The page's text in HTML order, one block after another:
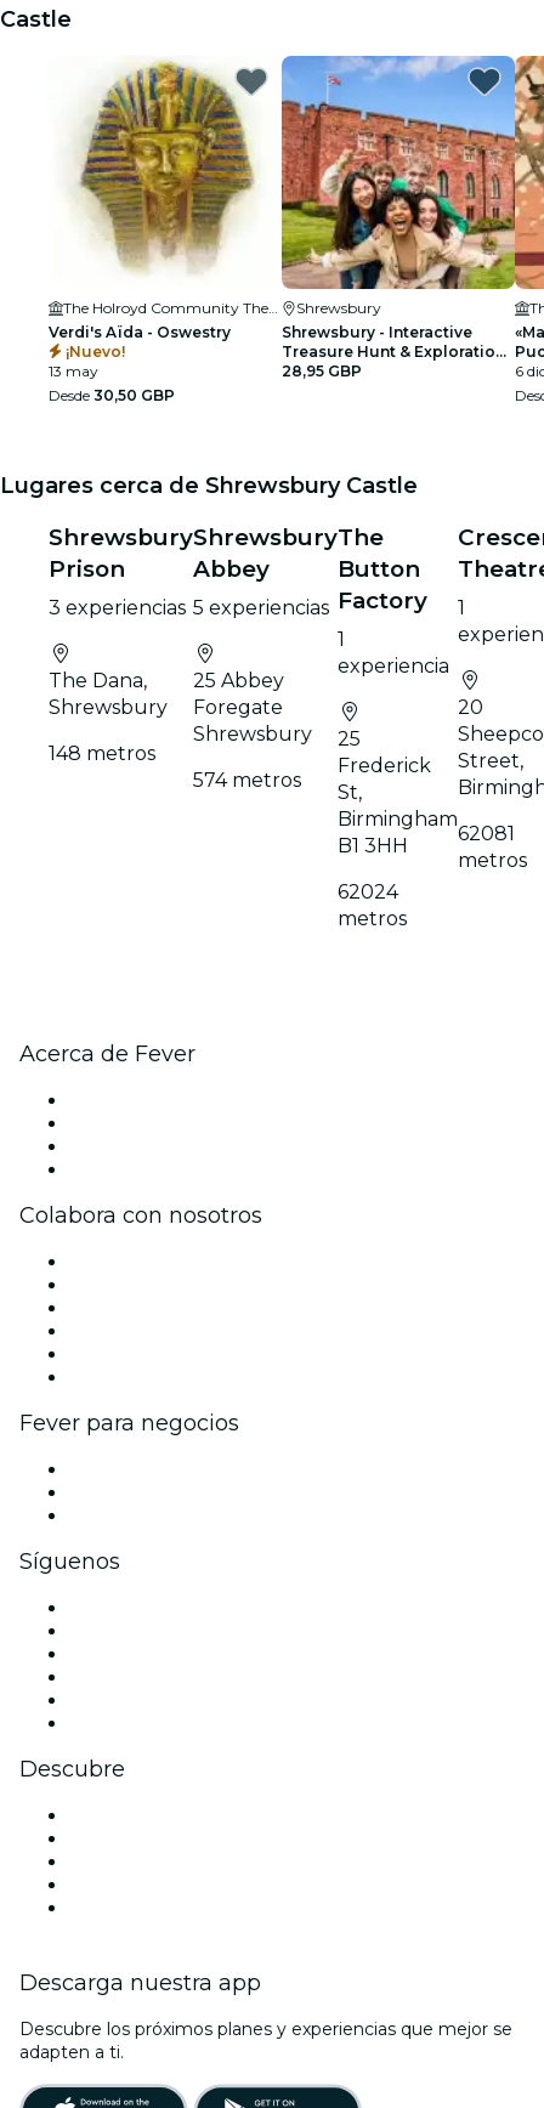
Castle
Verdi's Aïda - Oswestry
¡Nuevo!
13 may
Desde 30,50 GBP
Shrewsbury
Shrewsbury - Interactive
Treasure Hunt & Exploration
Game for up to 5
28,95 GBP
6
Lugares cerca de Shrewsbury Castle
Shrewsbury
Prison
3 experiencias
The Dana,
Shrewsbury
148 metros
Shrewsbury
Abbey
5 experiencias
25 Abbey
Foregate
Shrewsbury
574 metros
The
Button
Factory
1
experiencia
25
Frederick
St,
Birmingham
B1 3HH
62024
metros
1
20
Street,
62081
metros
Acerca de Fever
Colabora con nosotros
Fever para negocios
Síguenos
Descubre
Descarga nuestra app
Descubre los próximos planes y experiencias que mejor se
adapten a ti.